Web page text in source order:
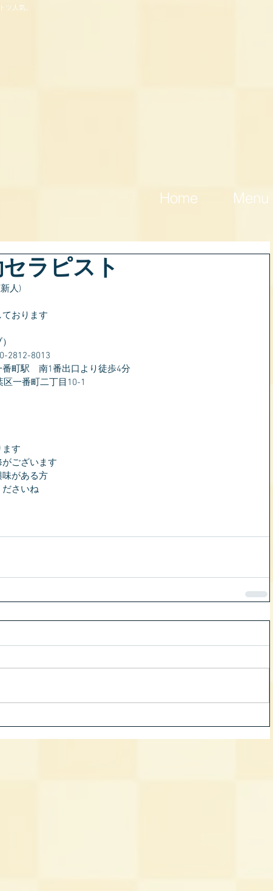
ツ人気。
Home Menu
ラピスト
人)
おります
2812-8013
町駅　南1番出口より徒歩4分
一番町二丁目10-1
す
ございます
がある方
さいね